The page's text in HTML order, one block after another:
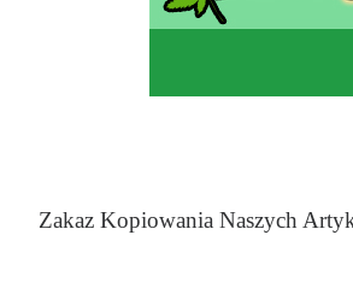
Zakaz Kopiowania Naszych